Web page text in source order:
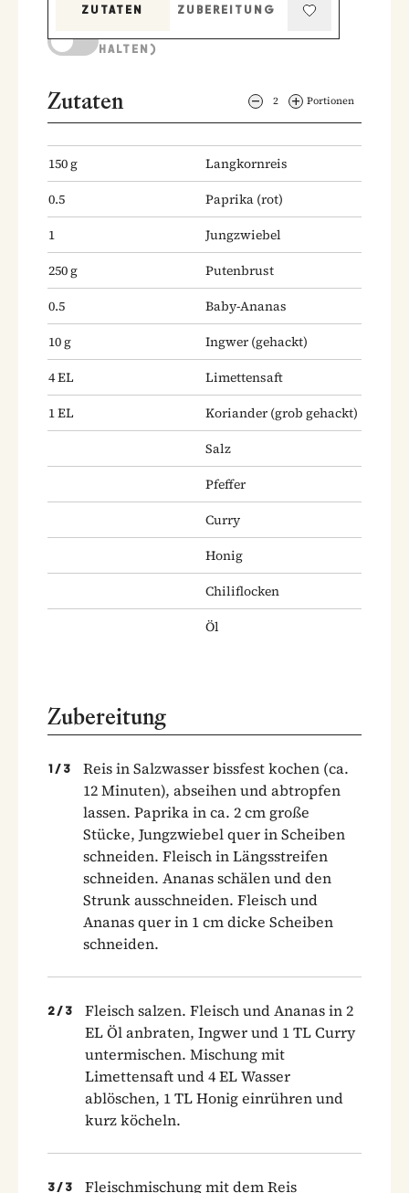
ZUTATEN
ZUBEREITUNG
HALTEN)
Zutaten 2 Portionen
150g
Langkornreis
0.5
Paprika (rot)
1
Jungzwiebel
250g
Putenbrust
0.5
Baby-Ananas
10g Ingwer (gehackt)
4EL
Limettensaft
1EL Koriander (grob gehackt)
Salz
Pfeffer
Curry
Honig
Chiliflocken
Öl
Zubereitung
1 / 3
Reis in Salzwasser bissfest kochen (ca.
12 Minuten), abseihen und abtropfen
lassen. Paprika in ca. 2 cm große
Stücke, Jungzwiebel quer in Scheiben
schneiden. Fleisch in Längsstreifen
schneiden. Ananas schälen und den
Strunk ausschneiden. Fleisch und
Ananas quer in 1 cm dicke Scheiben
schneiden.
2/ 3
Fleisch salzen. Fleisch und Ananas in 2
EL Öl anbraten, Ingwer und 1 TL Curry
untermischen. Mischung mit
Limettensaft und 4 EL Wasser
ablöschen, 1 TL Honig einrühren und
kurz köcheln.
3/ 3 Fleischmischung mit dem Reis